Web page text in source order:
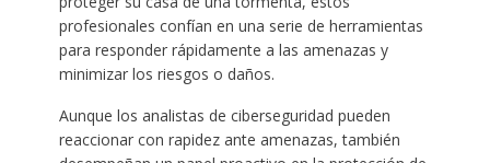
profesionales confían en una serie de herramientas
para responder rápidamente a las amenazas y
minimizar los riesgos o daños.
Aunque los analistas de ciberseguridad pueden
reaccionar con rapidez ante amenazas, también